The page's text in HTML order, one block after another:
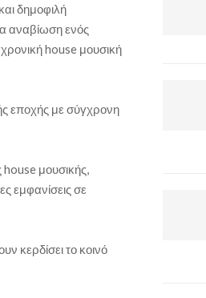
δημοφιλή
αναβίωση ενός
house μουσική
εποχής με σύγχρονη
μουσικής,
εμφανίσεις σε
κερδίσει το κοινό